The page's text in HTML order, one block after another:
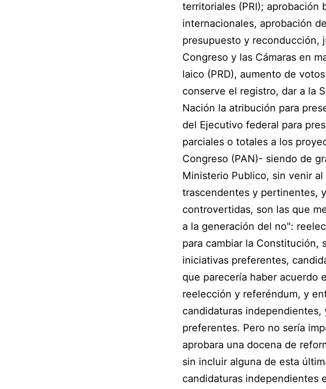
territoriales (PRI); aprobación
internacionales, aprobación
presupuesto y reconducción,
Congreso y las Cámaras en
laico (PRD), aumento de
conserve el registro, dar a la
Nación la atribución para
del Ejecutivo federal para
parciales o totales a los
Congreso (PAN)- siendo de
Ministerio Publico, sin venir
trascendentes y pertinentes,
controvertidas, son las que
a la generación del no":
para cambiar la Constitución,
iniciativas preferentes,
que parecería haber acuerdo
reelección y referéndum, y
candidaturas
preferentes. Pero no sería
aprobara una docena de
sin incluir alguna de esta
candidaturas independientes